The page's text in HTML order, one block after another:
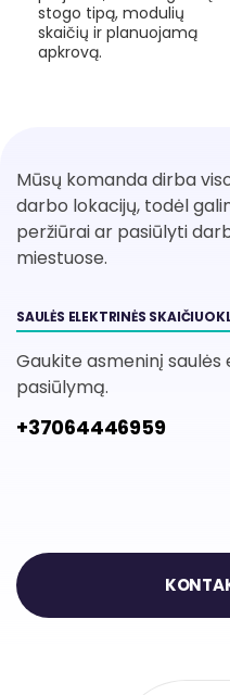
stogo tipą, modulių
skaičių ir planuojamą
apkrovą.
Mūsų komanda dirba
darbo lokacijų, todėl
peržiūrai ar pasiūlyti
miestuose.
SAULĖS ELEKTRINĖS
Gaukite asmeninį saulės
pasiūlymą.
+37064446959